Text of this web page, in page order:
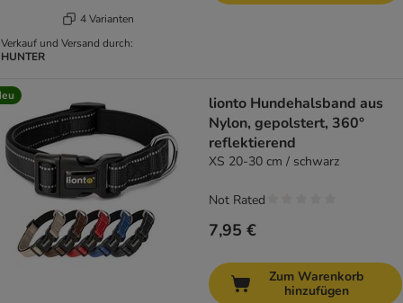
4 Varianten
Verkauf und Versand durch:
HUNTER
lionto Hundehalsband aus
Nylon, gepolstert, 360°
reflektierend
XS 20-30 cm / schwarz
7,95 €
Not Rated
Zum Warenkorb
hinzufügen